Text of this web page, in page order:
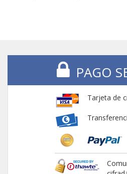
PAGO
Tarjeta de